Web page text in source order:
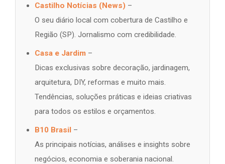
Castilho Notícias (News) –
O seu diário local com cobertura de Castilho e
Região (SP). Jornalismo com credibilidade.
Casa e Jardim –
Dicas exclusivas sobre decoração, jardinagem,
arquitetura, DIY, reformas e muito mais.
Tendências, soluções práticas e ideias criativas
para todos os estilos e orçamentos.
B10 Brasil –
As principais notícias, análises e insights sobre
negócios, economia e soberania nacional.